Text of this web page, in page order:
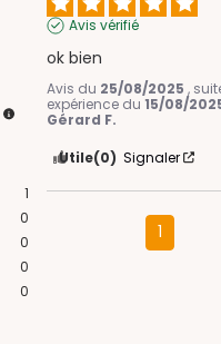
1
0
0
0
0
Avis vérifié
ok bien
Avis du 25/08/2025 ,
expérience du15/08/
Gérard F.
Utile(0) Signaler
1